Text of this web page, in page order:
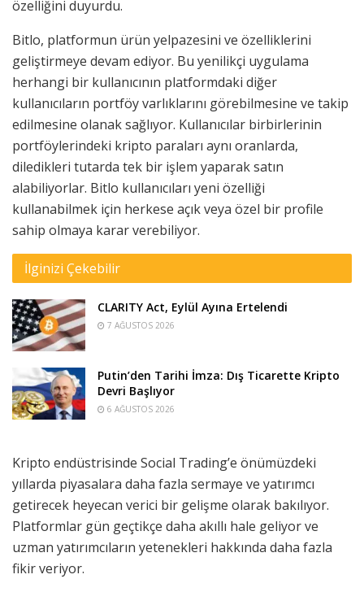
özelliğini duyurdu.
Bitlo, platformun ürün yelpazesini ve özelliklerini
geliştirmeye devam ediyor. Bu yenilikçi uygulama
herhangi bir kullanıcının platformdaki diğer
kullanıcıların portföy varlıklarını görebilmesine ve takip
edilmesine olanak sağlıyor. Kullanıcılar birbirlerinin
portföylerindeki kripto paraları aynı oranlarda,
diledikleri tutarda tek bir işlem yaparak satın
alabiliyorlar. Bitlo kullanıcıları yeni özelliği
kullanabilmek için herkese açık veya özel bir profile
sahip olmaya karar verebiliyor.
İlginizi Çekebilir
CLARITY Act, Eylül Ayına Ertelendi
7 AĞUSTOS 2026
Putin’den Tarihi İmza: Dış Ticarette Kripto
Devri Başlıyor
6 AĞUSTOS 2026
Kripto endüstrisinde Social Trading’e önümüzdeki
yıllarda piyasalara daha fazla sermaye ve yatırımcı
getirecek heyecan verici bir gelişme olarak bakılıyor.
Platformlar gün geçtikçe daha akıllı hale geliyor ve
uzman yatırımcıların yetenekleri hakkında daha fazla
fikir veriyor.